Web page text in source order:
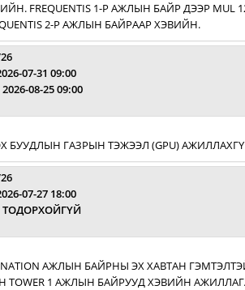
FREQUENTIS 1-Р АЖЛЫН БАЙР ДЭЭР MUL
2-Р АЖЛЫН БАЙРААР ХЭВИЙН.
07-31 09:00
2026-08-25 09:00
БУУДЛЫН ГАЗРЫН ТЭЖЭЭЛ (GPU)
07-27 18:00
ТОДОРХОЙГҮЙ
АЖЛЫН БАЙРНЫ ЭХ ХАВТАН
TOWER 1 АЖЛЫН БАЙРУУД ХЭВИЙН